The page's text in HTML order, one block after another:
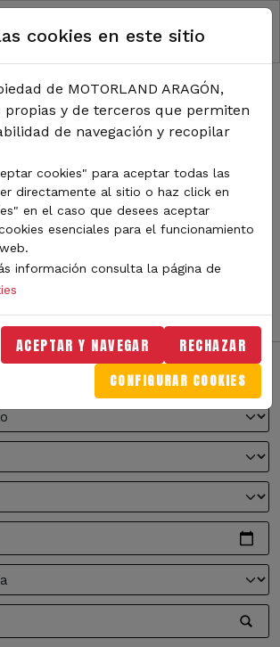
principal
ACTUALIDAD DE
las novedades de MotorLand
noticias sobre eventos,
novedades del circuito y
por categoría o tipo de contenido y
del mundo del motor.
cookies en este sitio
de MOTORLAND ARAGÓN,
propias y de terceros que permiten
de navegación y recopilar
cookies" para aceptar todas las
directamente al sitio o haz click en
en el caso que desees aceptar
esenciales para el funcionamiento
información consulta la página de
ACEPTAR Y NAVEGAR RECHAZAR
CONFIGURAR COOKIES